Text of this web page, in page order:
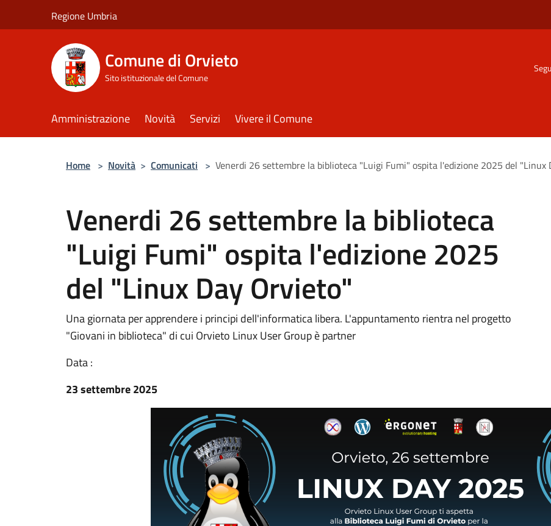
Regione Umbria
Comune di Orvieto
Sito istituzionale del Comune
Amministrazione Novità Servizi Vivere il Comune
Home > Novità > Comunicati > Venerdi 26 settembre la biblioteca "Luigi Fumi" ospita l'edizione 2025 del "Linux
Venerdi 26 settembre la biblioteca
"Luigi Fumi" ospita l'edizione 2025
del "Linux Day Orvieto"
Una giornata per apprendere i principi dell'informatica libera. L'appuntamento rientra nel progetto
"Giovani in biblioteca" di cui Orvieto Linux User Group è partner
Data :
23 settembre 2025